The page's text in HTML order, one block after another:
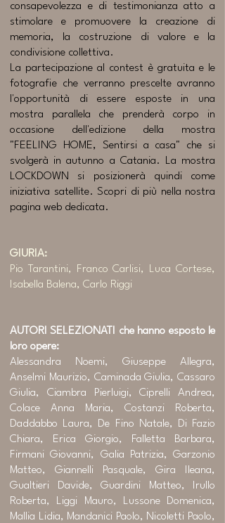
consapevolezza e di testimonianza atto a
stimolare e promuovere la creazione di
memoria, la costruzione di valore e la
condivisione collettiva.
​La partecipazione al contest è gratuita e le
fotografie che verranno prescelte avranno
l'opportunità di essere esposte in una
mostra parallela che prenderà corpo in
occasione dell'edizione della mostra
"FEELING HOME, Sentirsi a casa" che si
svolgerà in autunno a Catania. La mostra
LOCKDOWN si posizionerà quindi come
iniziativa satellite. Scopri di più nella nostra
pagina web dedicata.​
GIURIA:
Pio Tarantini, Franco Carlisi, Luca Cortese,
Isabella Balena, Carlo Riggi
AUTORI SELEZIONATI che hanno esposto le
loro opere:
Alessandra Noemi, Giuseppe Allegra,
Anselmi Maurizio, Caminada Giulia, Cassaro
Giulia, Ciambra Pierluigi, Ciprelli Andrea,
Colace Anna Maria, Costanzi Roberta,
Daddabbo Laura, De Fino Natale, Di Fazio
Chiara, Erica Giorgio, Falletta Barbara,
Firmani Giovanni, Galia Patrizia, Garzonio
Matteo, Giannelli Pasquale, Gira Ileana,
Gualtieri Davide, Guardini Matteo, Irullo
Roberta, Liggi Mauro, Lussone Domenica,
Mallia Lidia, Mandanici Paolo, Nicoletti Paolo,